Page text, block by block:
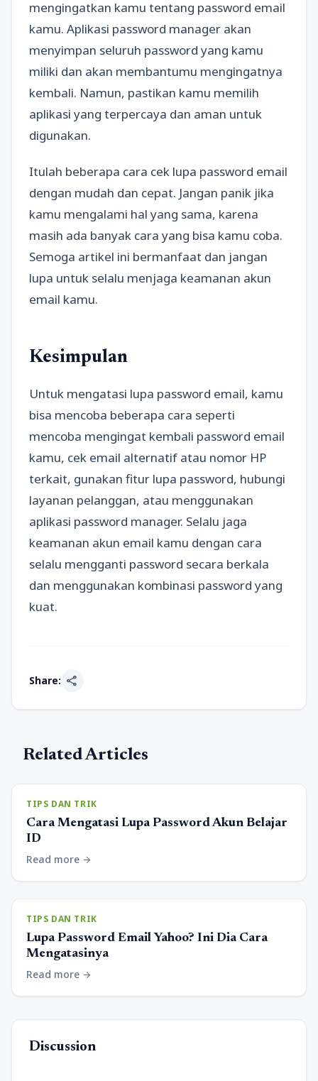
mengingatkan kamu tentang password email
kamu. Aplikasi password manager akan
menyimpan seluruh password yang kamu
miliki dan akan membantumu mengingatnya
kembali. Namun, pastikan kamu memilih
aplikasi yang terpercaya dan aman untuk
digunakan.
Itulah beberapa cara cek lupa password email
dengan mudah dan cepat. Jangan panik jika
kamu mengalami hal yang sama, karena
masih ada banyak cara yang bisa kamu coba.
Semoga artikel ini bermanfaat dan jangan
lupa untuk selalu menjaga keamanan akun
email kamu.
Kesimpulan
Untuk mengatasi lupa password email, kamu
bisa mencoba beberapa cara seperti
mencoba mengingat kembali password email
kamu, cek email alternatif atau nomor HP
terkait, gunakan fitur lupa password, hubungi
layanan pelanggan, atau menggunakan
aplikasi password manager. Selalu jaga
keamanan akun email kamu dengan cara
selalu mengganti password secara berkala
dan menggunakan kombinasi password yang
kuat.
Share: share
Related Articles
TIPS DAN TRIK
Cara Mengatasi Lupa Password Akun Belajar
ID
Read more arrow_forward
TIPS DAN TRIK
Lupa Password Email Yahoo? Ini Dia Cara
Mengatasinya
Read more arrow_forward
Discussion